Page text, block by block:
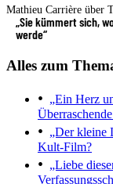
Mathieu Carrière über
„Sie kümmert sich,
werde“
Alles zum
„Ein Herz
„Der kleine
Kult-Film?
„Liebe